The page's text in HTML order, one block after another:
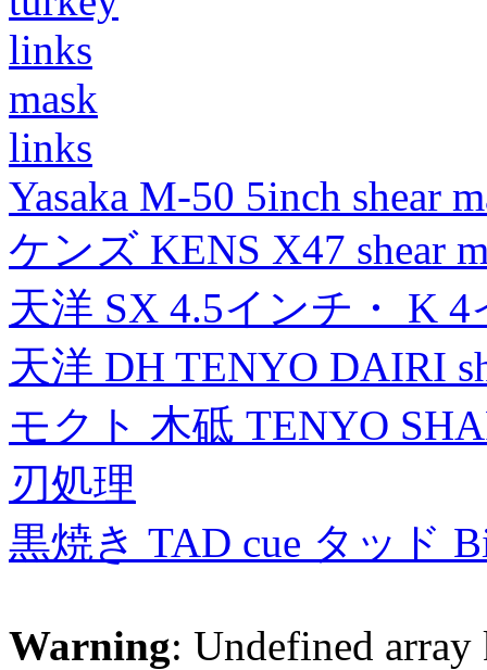
links
mask
links
Yasaka M-50 5inch shear
ケンズ KENS X47 shear
天洋 SX 4.5インチ・ K
天洋 DH TENYO DAIRI
モクト 木砥 TENYO
刃処理
黒焼き TAD cue タッド
Warning: Undefined